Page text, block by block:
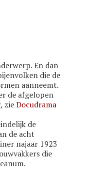
En dan
die de
aanneemt.
de afgelopen
zieDocudrama
de
de acht
najaar 1923
die